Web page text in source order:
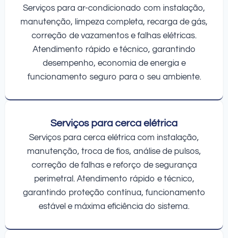
Serviços para ar-condicionado com instalação,
manutenção, limpeza completa, recarga de gás,
correção de vazamentos e falhas elétricas.
Atendimento rápido e técnico, garantindo
desempenho, economia de energia e
funcionamento seguro para o seu ambiente.
Serviços para cerca elétrica
Serviços para cerca elétrica com instalação,
manutenção, troca de fios, análise de pulsos,
correção de falhas e reforço de segurança
perimetral. Atendimento rápido e técnico,
garantindo proteção contínua, funcionamento
estável e máxima eficiência do sistema.